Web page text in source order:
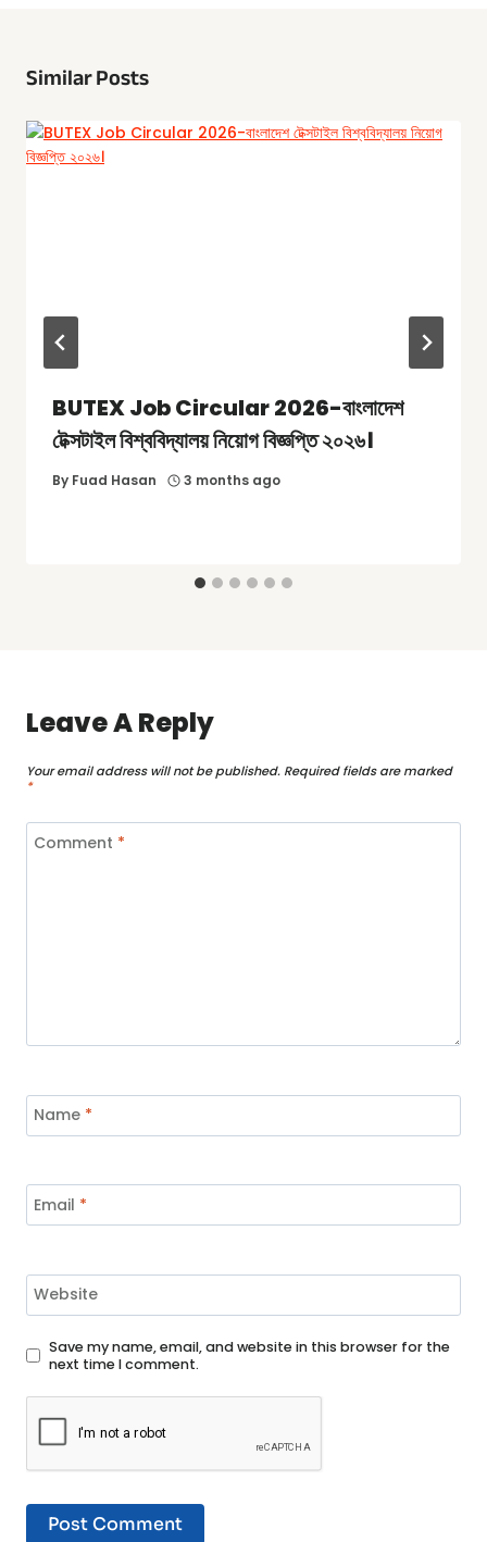
Similar Posts
BUTEX Job Circular 2026-বাংলাদেশ
টেক্সটাইল বিশ্ববিদ্যালয় নিয়োগ বিজ্ঞপ্তি ২০২৬।
By Fuad Hasan 3 months ago
Leave A Reply
Your email address will not be published. Required fields are marked
*
Comment *
Name *
Email *
Website
Save my name, email, and website in this browser for the
next time I comment.